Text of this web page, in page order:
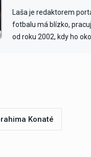
Laša je redaktorem
fotbalu má blízko,
od roku 2002, kdy ho
Konaté